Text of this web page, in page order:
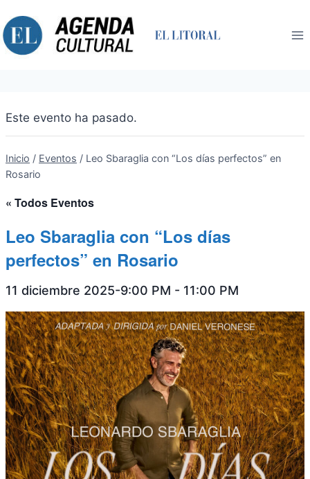
al
contenido
Este evento ha pasado.
Inicio / Eventos / Leo Sbaraglia con “Los días perfectos” en
Rosario
« Todos Eventos
Leo Sbaraglia con “Los días
perfectos” en Rosario
11 diciembre 2025-9:00 PM - 11:00 PM